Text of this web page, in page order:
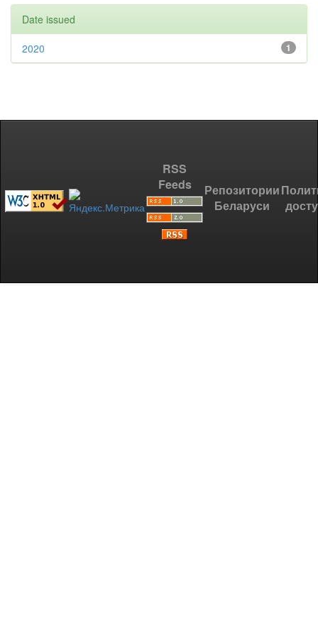
Date issued
1
2020
RSS
Feeds
Репозитории
Беларуси